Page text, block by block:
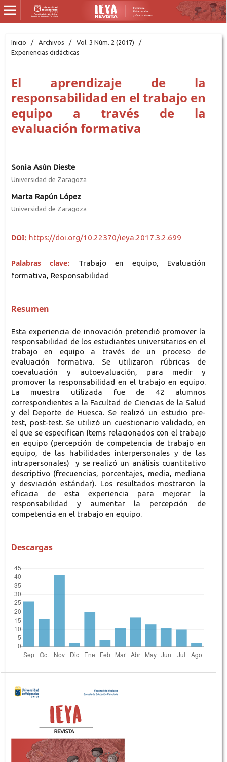
Inicio / Archivos / Vol. 3 Núm. 2 (2017)
/
Experiencias didácticas
El aprendizaje de la
responsabilidad en el trabajo en
equipo a través de la
evaluación formativa
Sonia Asún Dieste
Universidad de Zaragoza
Marta Rapún López
Universidad de Zaragoza
DOI: https://doi.org/10.22370/ieya.2017.3.2.699
Palabras clave:
Trabajo en equipo, Evaluación
formativa, Responsabilidad
Resumen
Esta experiencia de innovación pretendió promover la
responsabilidad de los estudiantes universitarios en el
trabajo en equipo a través de un proceso de
evaluación formativa. Se utilizaron rúbricas de
coevaluación y autoevaluación, para medir y
promover la responsabilidad en el trabajo en equipo.
La muestra utilizada fue de 42 alumnos
correspondientes a la Facultad de Ciencias de la Salud
y del Deporte de Huesca. Se realizó un estudio pre-
test, post-test. Se utilizó un cuestionario validado, en
el que se especifican ítems relacionados con el trabajo
en equipo (percepción de competencia de trabajo en
equipo, de las habilidades interpersonales y de las
intrapersonales) y se realizó un análisis cuantitativo
descriptivo (frecuencias, porcentajes, media, mediana
y desviación estándar). Los resultados mostraron la
eficacia de esta experiencia para mejorar la
responsabilidad y aumentar la percepción de
competencia en el trabajo en equipo.
Descargas